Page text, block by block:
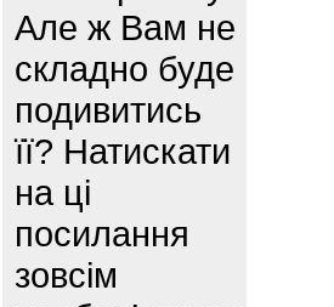
Але ж Вам не
складно буде
подивитись
її? Натискати
на ці
посилання
зовсім